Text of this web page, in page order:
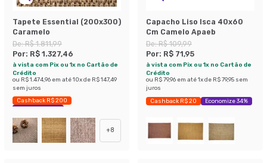
Tapete Essential (200x300)
Caramelo
De:R$ 1.811,99
Por: R$ 1.327,46
à vista com Pix ou 1x no Cartão de
Crédito
ou R$ 1.474,96 em até10x de R$ 147,49
sem juros
Cashback R$ 200
Economize 26%
+8
Capacho Liso Isca 40x60
Cm Camelo Apaeb
De:R$ 109,99
Por: R$ 71,95
à vista com Pix ou 1x no Cartão de
Crédito
ou R$ 79,96 em até1x de R$ 79,95 sem
juros
Cashback R$ 20 Economize 34%